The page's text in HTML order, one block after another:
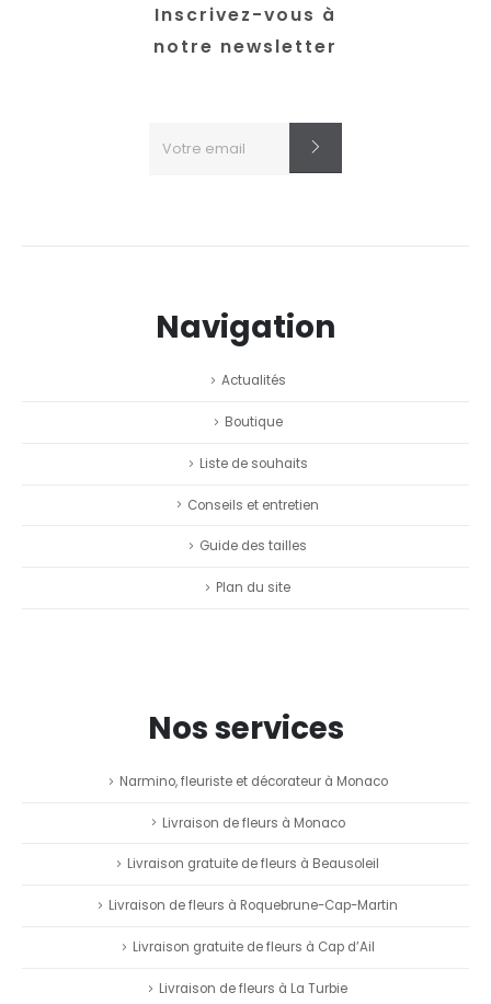
Inscrivez-vous à
notre newsletter
Navigation
Actualités
Boutique
Liste de souhaits
Conseils et entretien
Guide des tailles
Plan du site
Nos services
Narmino, fleuriste et décorateur à Monaco
Livraison de fleurs à Monaco
Livraison gratuite de fleurs à Beausoleil
Livraison de fleurs à Roquebrune-Cap-Martin
Livraison gratuite de fleurs à Cap d’Ail
Livraison de fleurs à La Turbie